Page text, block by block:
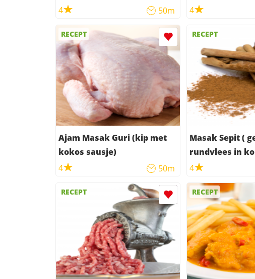
4
50m
4
RECEPT
Ajam Masak Guri (kip met
kokos sausje)
4
50m
RECEPT
Masak Sepit (
rundvlees in
4
RECEPT RECEPT